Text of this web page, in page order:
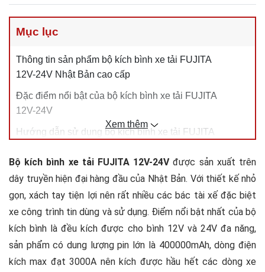
Mục lục
Thông tin sản phẩm bộ kích bình xe tải FUJITA
12V-24V Nhật Bản cao cấp
Đặc điểm nổi bật của bộ kích bình xe tải FUJITA
12V-24V
Hướng dẫn sử dụng bộ kích bình xe tải FUJITA
Những lưu ý khi sử dụng bộ kích bình xe tải
FUJITA 12V-24V
Xem thêm
Bộ kích bình xe tải FUJITA 12V-24V được sản xuất trên
dây truyền hiện đại hàng đầu của Nhật Bản. Với thiết kế nhỏ
gọn, xách tay tiện lợi nên rất nhiều các bác tài xế đặc biệt
xe công trình tin dùng và sử dụng. Điểm nổi bật nhất của bộ
kích bình là đều kích được cho bình 12V và 24V đa năng,
sản phẩm có dung lượng pin lớn là 400000mAh, dòng điện
kích max đạt 3000A nên kích được hầu hết các dòng xe